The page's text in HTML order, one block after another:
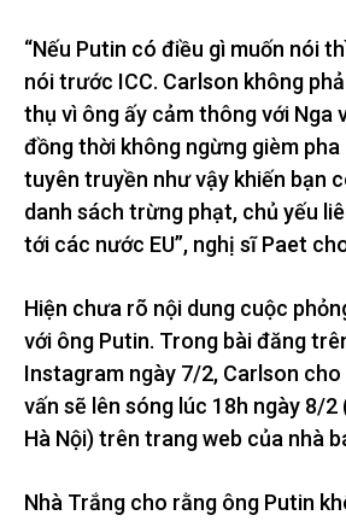
“Nếu Putin có điều gì muốn nói
nói trước ICC. Carlson không
thụ vì ông ấy cảm thông với Nga
đồng thời không ngừng gièm pha
tuyên truyền như vậy khiến bạn
danh sách trừng phạt, chủ yếu
tới các nước EU”, nghị sĩ Paet
Hiện chưa rõ nội dung cuộc
với ông Putin. Trong bài đăng
Instagram ngày 7/2, Carlson
vấn sẽ lên sóng lúc 18h ngày 8/2
Hà Nội) trên trang web của nhà
Nhà Trắng cho rằng ông Putin